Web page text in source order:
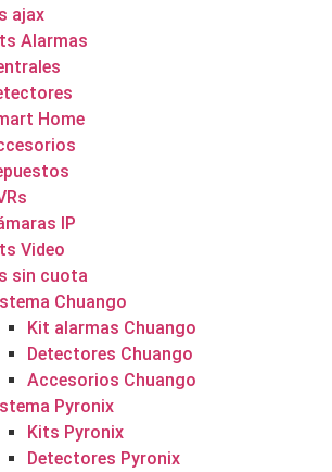
ajax
Alarmas
Home
IP
Video
sin cuota
Chuango
Kit alarmas Chuango
Detectores Chuango
Accesorios Chuango
Pyronix
Kits Pyronix
Detectores Pyronix